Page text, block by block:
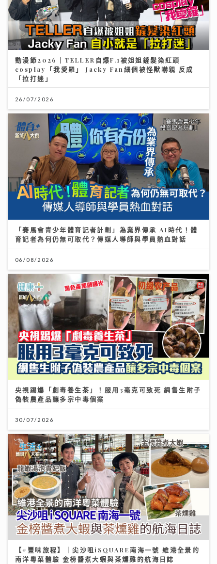
動漫節2026｜TELLER自爆F.1被姐姐鏟髮染紅頭
cosplay「我愛羅」 Jacky Fan細個被怪獸嚇親 反成
「拉打迷」
26/07/2026
「賽馬會青少年體育記者計劃」為業界傳承 AI時代！體
育記者為何仍無可取代？傳媒人導師與學員熱血對話
06/08/2026
央視踢爆「劇毒養生茶」！服用3毫克可致死 網售生附子
偽裝農產品釀多宗中毒個案
30/07/2026
【#豐味旅程】｜尖沙咀iSQUARE南海一號 維港全景的
南洋粵菜體驗 金榜醬煮大蝦與茶燻雞的航海日誌